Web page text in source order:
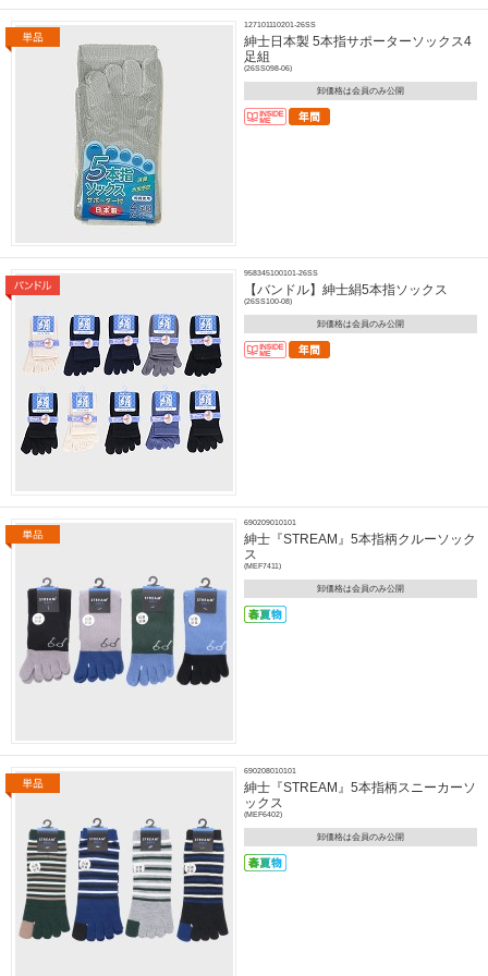
127101110201-26SS
紳士日本製 5本指サポーターソックス4
足組
(26SS098-06)
卸価格は会員のみ公開
958345100101-26SS
【バンドル】紳士絹5本指ソックス
(26SS100-08)
卸価格は会員のみ公開
690209010101
紳士『STREAM』5本指柄クルーソック
ス
(MEF7411)
卸価格は会員のみ公開
690208010101
紳士『STREAM』5本指柄スニーカーソ
ックス
(MEF6402)
卸価格は会員のみ公開